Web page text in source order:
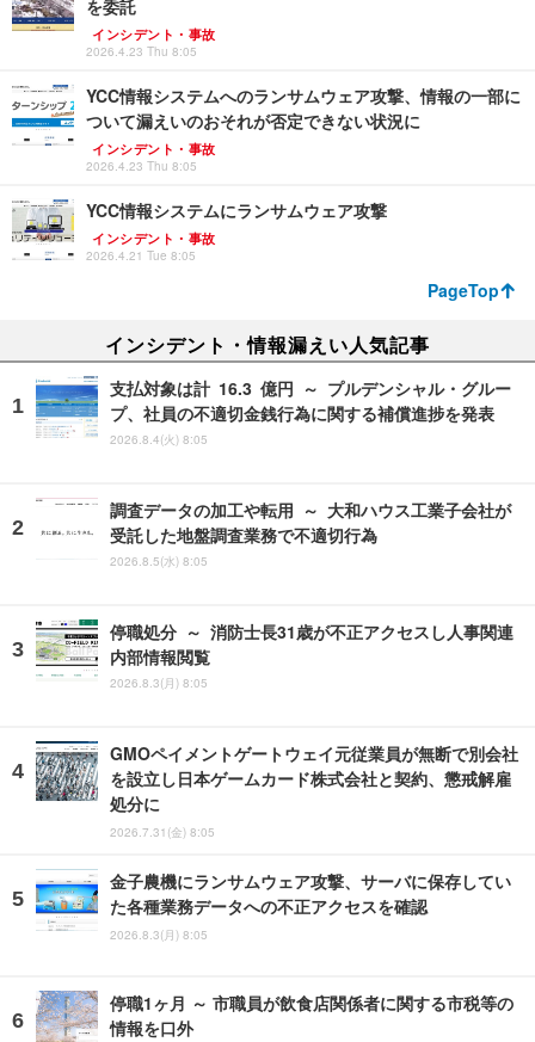
を委託
インシデント・事故
2026.4.23 Thu 8:05
YCC情報システムへのランサムウェア攻撃、情報の一部に
ついて漏えいのおそれが否定できない状況に
インシデント・事故
2026.4.23 Thu 8:05
YCC情報システムにランサムウェア攻撃
インシデント・事故
2026.4.21 Tue 8:05
PageTop
インシデント・情報漏えい人気記事
支払対象は計 16.3 億円 ～ プルデンシャル・グルー
プ、社員の不適切金銭行為に関する補償進捗を発表
2026.8.4(火) 8:05
調査データの加工や転用 ～ 大和ハウス工業子会社が
受託した地盤調査業務で不適切行為
2026.8.5(水) 8:05
停職処分 ～ 消防士長31歳が不正アクセスし人事関連
内部情報閲覧
2026.8.3(月) 8:05
GMOペイメントゲートウェイ元従業員が無断で別会社
を設立し日本ゲームカード株式会社と契約、懲戒解雇
処分に
2026.7.31(金) 8:05
金子農機にランサムウェア攻撃、サーバに保存してい
た各種業務データへの不正アクセスを確認
2026.8.3(月) 8:05
停職1ヶ月 ～ 市職員が飲食店関係者に関する市税等の
情報を口外